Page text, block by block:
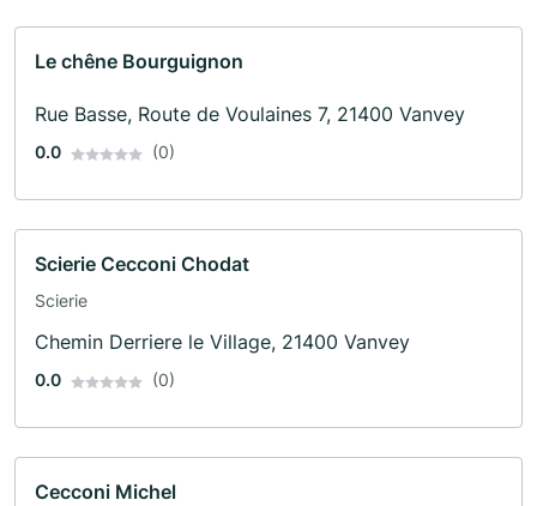
Le chêne Bourguignon
Rue Basse, Route de Voulaines 7, 21400 Vanvey
0.0 (0)
Scierie Cecconi Chodat
Scierie
Chemin Derriere le Village, 21400 Vanvey
0.0 (0)
Cecconi Michel